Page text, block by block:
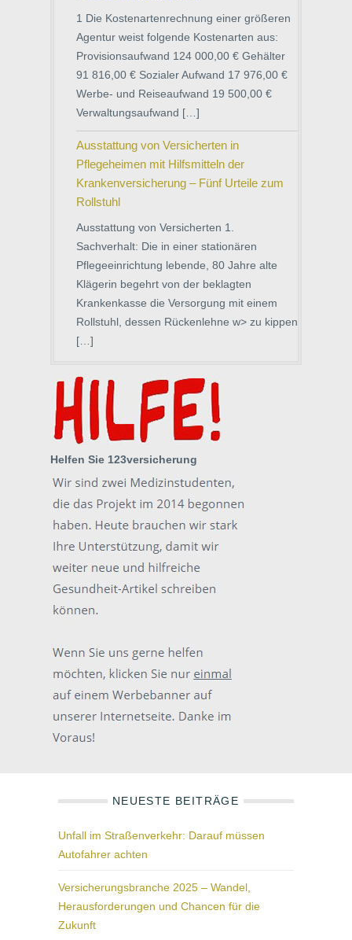
1 Die Kostenartenrechnung einer größeren
Agentur weist folgende Kostenarten aus:
Provisionsaufwand 124 000,00 € Gehälter
91 816,00 € Sozialer Aufwand 17 976,00 €
Werbe- und Reiseaufwand 19 500,00 €
Verwaltungsaufwand […]
Ausstattung von Versicherten in
Pflegeheimen mit Hilfsmitteln der
Krankenversicherung – Fünf Urteile zum
Rollstuhl
Ausstattung von Versicherten 1.
Sachverhalt: Die in einer stationären
Pflegeeinrichtung lebende, 80 Jahre alte
Klägerin begehrt von der beklagten
Krankenkasse die Versorgung mit einem
Rollstuhl, dessen Rückenlehne w> zu kippen
[…]
Helfen Sie 123versicherung
NEUESTE BEITRÄGE
Unfall im Straßenverkehr: Darauf müssen
Autofahrer achten
Versicherungsbranche 2025 – Wandel,
Herausforderungen und Chancen für die
Zukunft